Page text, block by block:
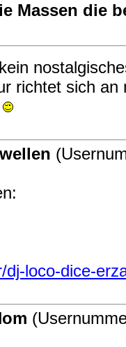
Massen die
richtet sich
loco-dice-